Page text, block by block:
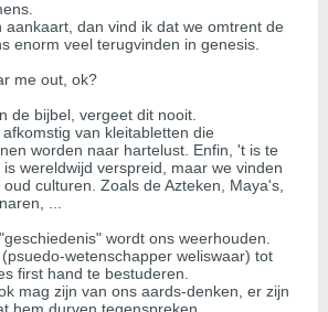
aankaart, dan vind ik dat we omtrent de
enorm veel terugvinden in genesis.
me out, ok?
de bijbel, vergeet dit nooit.
van kleitabletten die
worden naar hartelust. Enfin, 't is te
wereldwijd verspreid, maar we vinden
culturen. Zoals de Azteken, Maya's,
...
wordt ons weerhouden.
wetenschapper weliswaar) tot
first hand te bestuderen.
mag zijn van ons aards-denken, er zijn